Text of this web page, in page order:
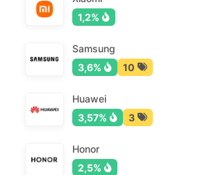
1,2%
Samsung
3,6%
10
Huawei
3,57%
3
Honor
2,5%